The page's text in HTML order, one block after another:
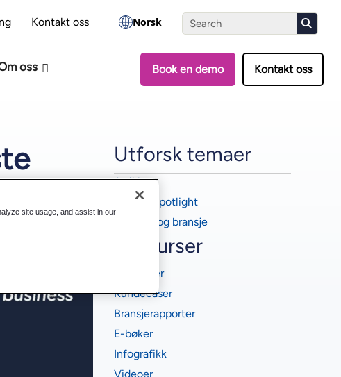
Kontakt oss Norsk
oss Book en demo Kontakt oss
Utforsk temaer
Artikler
Partner Spotlight
Nyheter og bransje
Ressurser
Webinarer
Kundecaser
Bransjerapporter
E-bøker
Infografikk
Videoer
Ta AI-vurderingen
site usage, and assist in our